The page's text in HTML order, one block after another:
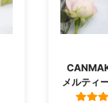
メルティ